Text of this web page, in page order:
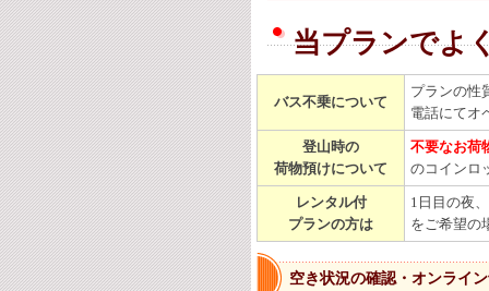
当プランでよ
バス不乗について
プランの性
電話にてオ
登山時の
荷物預けについて
不要なお荷
のコインロ
レンタル付
プランの方は
1日目の夜
をご希望の
空き状況の確認・オンライ